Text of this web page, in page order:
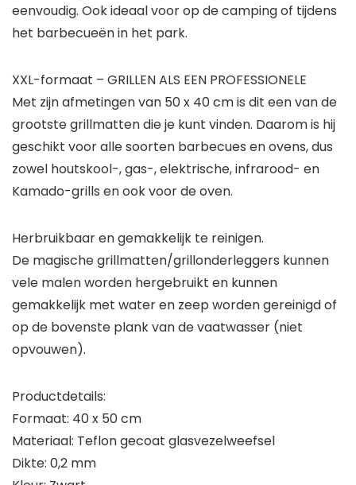
eenvoudig. Ook ideaal voor op de camping of tijdens
het barbecueën in het park.
XXL-formaat – GRILLEN ALS EEN PROFESSIONELE
Met zijn afmetingen van 50 x 40 cm is dit een van de
grootste grillmatten die je kunt vinden. Daarom is hij
geschikt voor alle soorten barbecues en ovens, dus
zowel houtskool-, gas-, elektrische, infrarood- en
Kamado-grills en ook voor de oven.
Herbruikbaar en gemakkelijk te reinigen.
De magische grillmatten/grillonderleggers kunnen
vele malen worden hergebruikt en kunnen
gemakkelijk met water en zeep worden gereinigd of
op de bovenste plank van de vaatwasser (niet
opvouwen).
Productdetails:
Formaat: 40 x 50 cm
Materiaal: Teflon gecoat glasvezelweefsel
Dikte: 0,2 mm